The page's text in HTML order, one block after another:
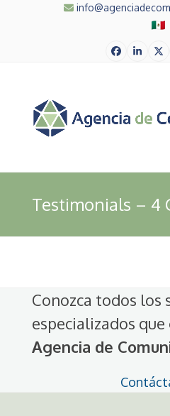
Facebook
LinkedIn
Testimonials – 4
Conozca todos los
especializados
Agencia de